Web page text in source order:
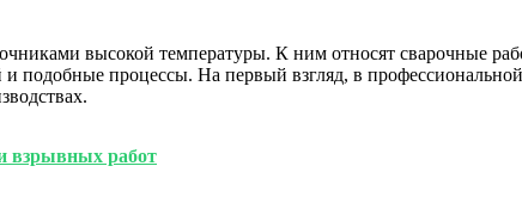
высокой температуры. К ним относят сварочные
и подобные процессы. На первый взгляд, в
взрывных работ